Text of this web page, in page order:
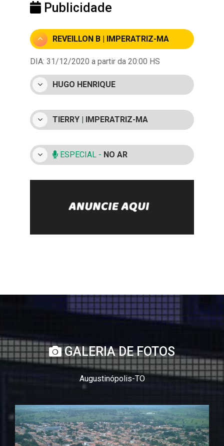
Publicidade
REVEILLON B | IMPERATRIZ-MA
DIA: 31/12/2020 a partir da 20:00 HS
HUGO HENRIQUE
TIERRY | IMPERATRIZ-MA
ESPECIAL - NO AR
GALERIA DE FOTOS
Augustinópolis-TO